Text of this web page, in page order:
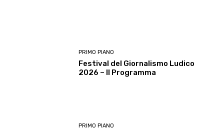
PRIMO PIANO
Festival del Giornalismo Ludico
2026 – Il Programma
PRIMO PIANO